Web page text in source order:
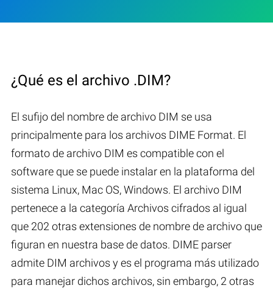
¿Qué es el archivo .DIM?
El sufijo del nombre de archivo DIM se usa
principalmente para los archivos DIME Format. El
formato de archivo DIM es compatible con el
software que se puede instalar en la plataforma del
sistema Linux, Mac OS, Windows. El archivo DIM
pertenece a la categoría Archivos cifrados al igual
que 202 otras extensiones de nombre de archivo que
figuran en nuestra base de datos. DIME parser
admite DIM archivos y es el programa más utilizado
para manejar dichos archivos, sin embargo, 2 otras